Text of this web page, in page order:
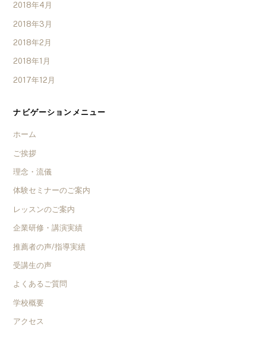
2018年4月
2018年3月
2018年2月
2018年1月
2017年12月
ナビゲーションメニュー
ホーム
ご挨拶
理念・流儀
体験セミナーのご案内
レッスンのご案内
企業研修・講演実績
推薦者の声/指導実績
受講生の声
よくあるご質問
学校概要
アクセス